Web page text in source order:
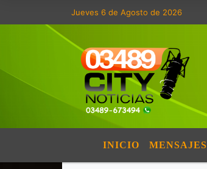
Jueves 6 de Agosto de 2026
INICIO MENSAJES